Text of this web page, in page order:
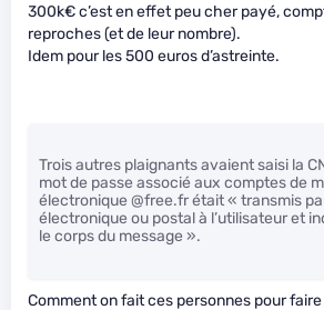
300k€ c’est en effet peu cher payé,
reproches (et de leur nombre).
Idem pour les 500 euros d’astreinte.
Trois autres plaignants avaient saisi la
mot de passe associé aux comptes de
électronique @free.fr était « transmis
électronique ou postal à l’utilisateur et
le corps du message ».
Comment on fait ces personnes pour